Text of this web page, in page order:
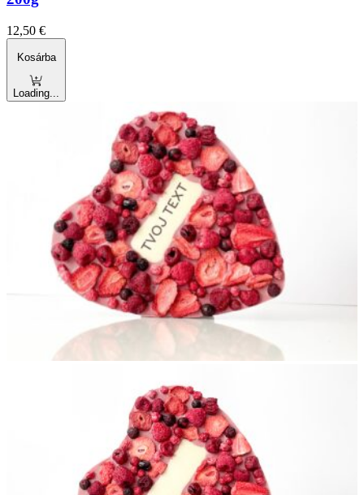
12,50 €
Kosárba
Loading...